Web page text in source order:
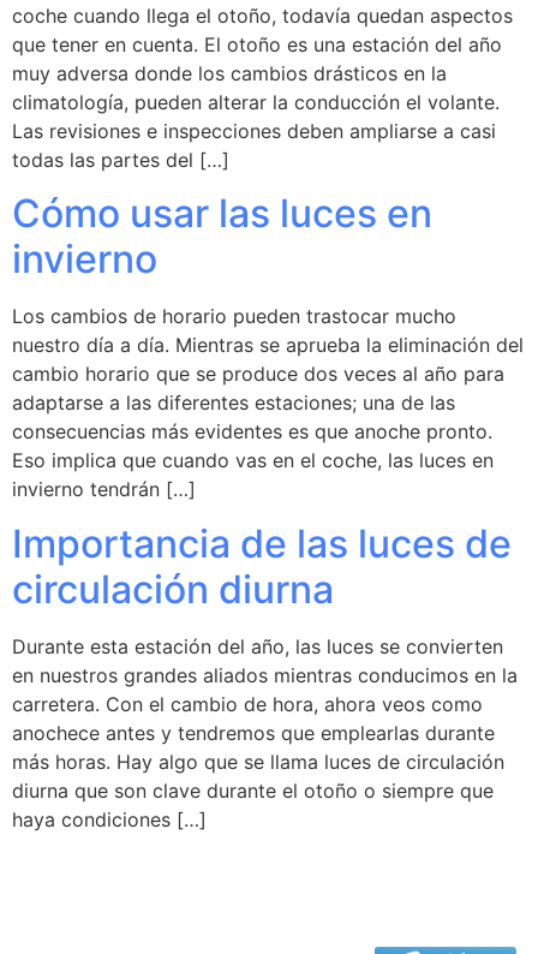
coche cuando llega el otoño, todavía quedan aspectos
que tener en cuenta. El otoño es una estación del año
muy adversa donde los cambios drásticos en la
climatología, pueden alterar la conducción el volante.
Las revisiones e inspecciones deben ampliarse a casi
todas las partes del […]
Cómo usar las luces en
invierno
Los cambios de horario pueden trastocar mucho
nuestro día a día. Mientras se aprueba la eliminación del
cambio horario que se produce dos veces al año para
adaptarse a las diferentes estaciones; una de las
consecuencias más evidentes es que anoche pronto.
Eso implica que cuando vas en el coche, las luces en
invierno tendrán […]
Importancia de las luces de
circulación diurna
Durante esta estación del año, las luces se convierten
en nuestros grandes aliados mientras conducimos en la
carretera. Con el cambio de hora, ahora veos como
anochece antes y tendremos que emplearlas durante
más horas. Hay algo que se llama luces de circulación
diurna que son clave durante el otoño o siempre que
haya condiciones […]